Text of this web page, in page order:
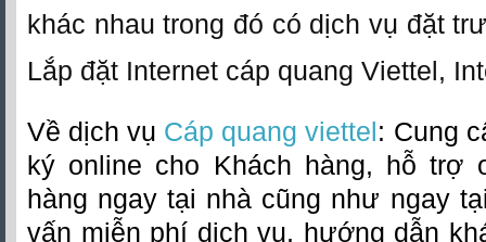
khác nhau trong đó có dịch vụ đặt
Lắp đặt Internet cáp quang Viettel,
Về dịch vụ Cáp quang viettel : Cung
ký online cho Khách hàng, hỗ trợ
hàng ngay tại nhà cũng như ngay
vấn miễn phí dịch vụ, hướng dẫn